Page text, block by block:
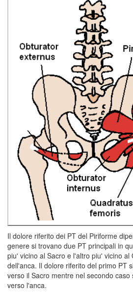
Il dolore riferito dei PT del Piriforme
genere si trovano due PT principali in
piu' vicino al Sacro e l'altro piu' vicino al
dell'anca. Il dolore riferito del primo PT
verso il Sacro mentre nel secondo
verso l'anca.